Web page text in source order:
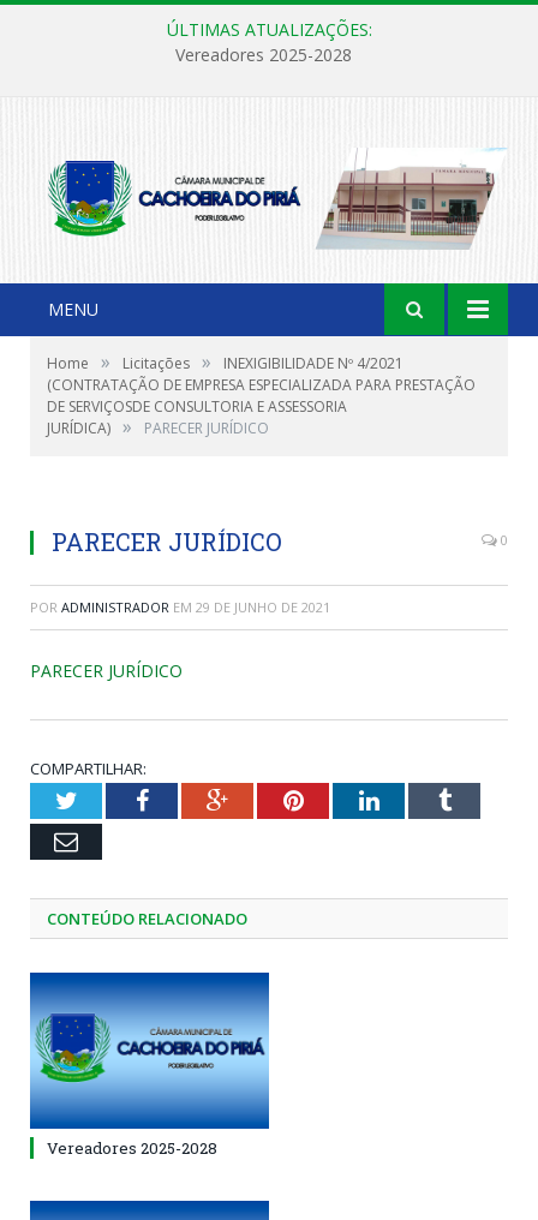
ÚLTIMAS ATUALIZAÇÕES:
Vereadores 2025-2028
MENU
Home » Licitações »
INEXIGIBILIDADE Nº 4/2021
(CONTRATAÇÃO DE EMPRESA ESPECIALIZADA PARA PRESTAÇÃO
DE SERVIÇOSDE CONSULTORIA E ASSESSORIA
JURÍDICA) » PARECER JURÍDICO
PARECER JURÍDICO 0
POR ADMINISTRADOR EM 29 DE JUNHO DE 2021
PARECER JURÍDICO
COMPARTILHAR:
TwitterFacebookGoogle+PinterestLinkedInTumblr
Email
CONTEÚDO RELACIONADO
Vereadores 2025-2028